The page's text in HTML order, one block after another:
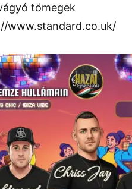
tömegek